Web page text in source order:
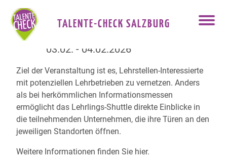
TALENTE-CHECK SALZBURG
Lehrlingshuttle
03.02. - 04.02.2026
Ziel der Veranstaltung ist es, Lehrstellen-Interessierte
mit potenziellen Lehrbetrieben zu vernetzen. Anders
als bei herkömmlichen Informationsmessen
ermöglicht das Lehrlings-Shuttle direkte Einblicke in
die teilnehmenden Unternehmen, die ihre Türen an den
jeweiligen Standorten öffnen.
Weitere Informationen finden Sie hier.